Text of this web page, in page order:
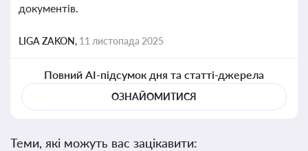
документів.
LIGA ZAKON, 11 листопада 2025
Повний AI-підсумок дня та статті-джерела
ОЗНАЙОМИТИСЯ
Теми, які можуть вас зацікавити: